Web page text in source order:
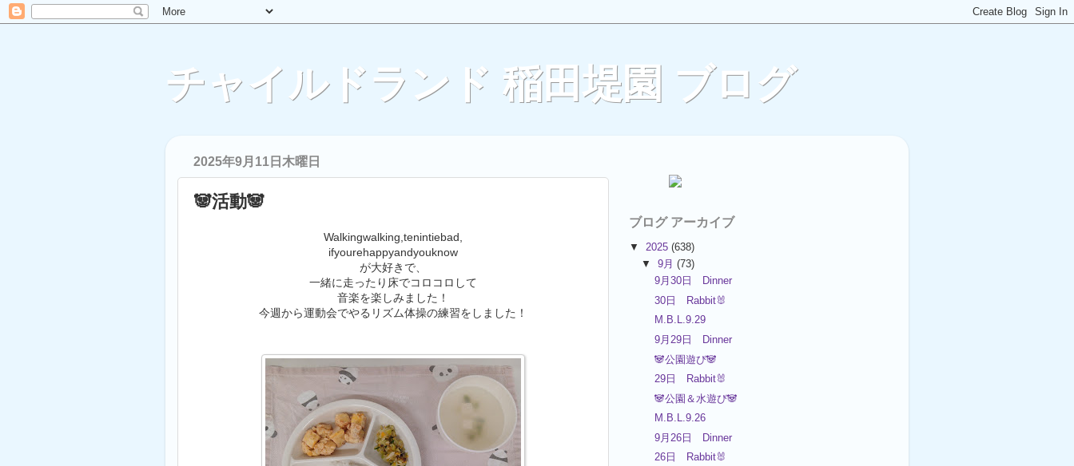
チャイルドランド 稲田堤園 ブログ
2025年9月11日木曜日
🐼活動🐼
Walkingwalking,tenintiebad,
ifyourehappyandyouknow
が大好きで、
一緒に走ったり床でコロコロして
音楽を楽しみました！
今週から運動会でやるリズム体操の練習をしました！
ブログ アーカイブ
▼ 2025 (638)
▼9月(73)
9月30日 Dinner
30日 Rabbit🐰
M.B.L.9.29
9月29日 Dinner
🐼公園遊び🐼
29日 Rabbit🐰
🐼公園＆水遊び🐼
M.B.L.9.26
9月26日 Dinner
26日 Rabbit🐰